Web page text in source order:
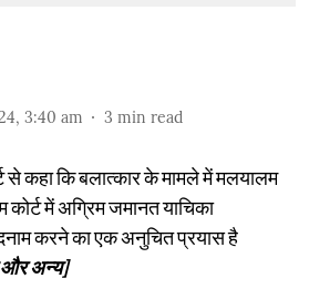
3:40 am 3 min read
से कहा कि बलात्कार के मामले में मलयालम
कोर्ट में अग्रिम जमानत याचिका
करने का एक अनुचित प्रयास है
और अन्य]